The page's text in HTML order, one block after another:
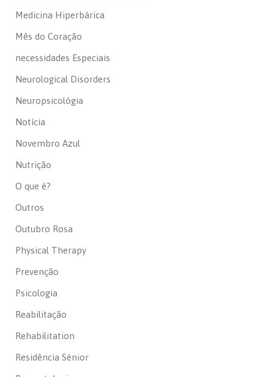
Medicina Hiperbárica
Mês do Coração
necessidades Especiais
Neurological Disorders
Neuropsicológia
Notícia
Novembro Azul
Nutrição
O que é?
Outros
Outubro Rosa
Physical Therapy
Prevenção
Psicologia
Reabilitação
Rehabilitation
Residência Sénior